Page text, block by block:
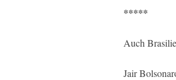
*****
Auch
Jair